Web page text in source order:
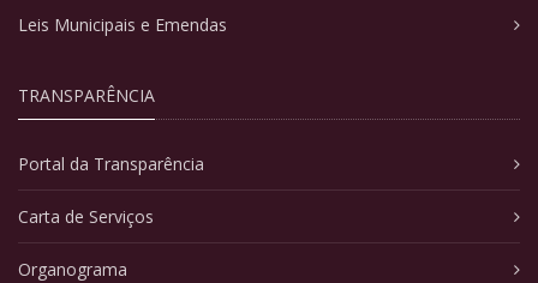
Leis Municipais e Emendas
TRANSPARÊNCIA
Portal da Transparência
Carta de Serviços
Organograma